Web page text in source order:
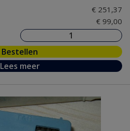
€ 251,37
€ 99,00
Bestellen
Lees meer